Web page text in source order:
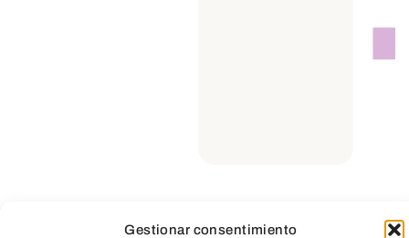
Gestionar consentimiento